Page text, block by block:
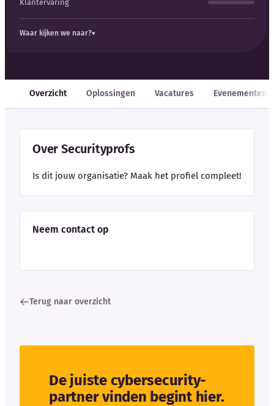
Klantervaring
Waar kijken we naar?
Overzicht Oplossingen Vacatures Evenementen
Over Securityprofs
Is dit jouw organisatie? Maak het profiel compleet!
Neem contact op
Terug naar overzicht
De juiste cybersecurity-
partner vinden begint hier.